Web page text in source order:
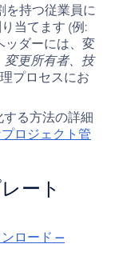
を持つ従業員に
当てます (例:
ッダーには、変
変更所有者、技
プロセスにお
る方法の詳細
ロジェクト管
ート
ロード —